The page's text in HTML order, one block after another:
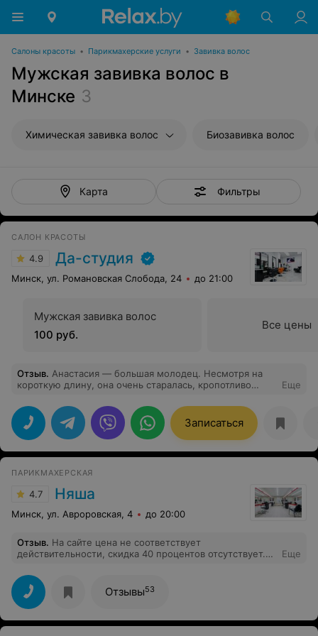
Салоны красоты • Парикмахерские услуги • Завивка волос
Мужская завивка волос в
Минске 3
Химическая завивка волос Биозавивка волос
Карта Фильтры
САЛОН КРАСОТЫ
4.9 Да-студия
Минск, ул. Романовская Слобода, 24 до 21:00
Мужская завивка волос
100 руб.
Все цены
Отзыв. Анастасия — большая молодец. Несмотря на
короткую длину, она очень старалась, кропотливо
Результат просто превосходный! Тот случай, когда
можно полностью довериться мастеру и получить вау-
эффект. Рекомендую!
Еще
Записаться
ПАРИКМАХЕРСКАЯ
4.7 Няша
Минск, ул. Авроровская, 4 до 20:00
Отзыв. На сайте цена не соответствует
действительности, скидка 40 процентов отсутствует.
полученной информации по телефону, 160 руб., а не
55 руб.
Еще
Отзывы53